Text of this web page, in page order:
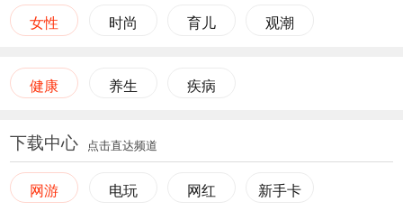
女性 时尚 育儿 观潮
健康 养生 疾病
下载中心 点击直达频道
网游 电玩 网红 新手卡